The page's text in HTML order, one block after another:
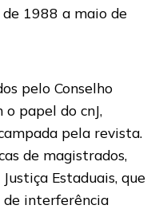
1988 a maio de
pelo Conselho
papel do cnJ,
pela revista.
de magistrados,
Estaduais, que
interferência